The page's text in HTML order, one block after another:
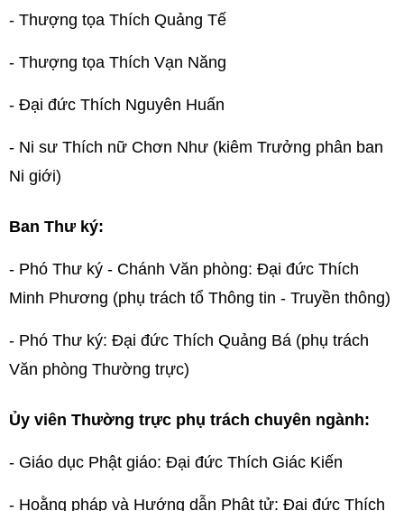
- Thượng tọa Thích Quảng Tế
- Thượng tọa Thích Vạn Năng
- Đại đức Thích Nguyên Huấn
- Ni sư Thích nữ Chơn Như (kiêm Trưởng phân ban
Ni giới)
Ban Thư ký:
- Phó Thư ký - Chánh Văn phòng: Đại đức Thích
Minh Phương (phụ trách tổ Thông tin - Truyền thông)
- Phó Thư ký: Đại đức Thích Quảng Bá (phụ trách
Văn phòng Thường trực)
Ủy viên Thường trực phụ trách chuyên ngành:
- Giáo dục Phật giáo: Đại đức Thích Giác Kiến
- Hoằng pháp và Hướng dẫn Phật tử: Đại đức Thích